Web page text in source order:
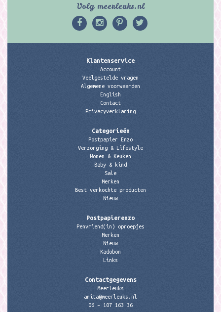
Volg meerleuks.nl
Klantenservice
Account
Veelgestelde vragen
Algemene voorwaarden
English
Contact
Privacyverklaring
Categorieën
Postpapier Enzo
Verzorging & Lifestyle
Wonen & Keuken
Baby & kind
Sale
Merken
Best verkochte producten
Nieuw
Postpapierenzo
Penvriend(in) oproepjes
Merken
Nieuw
Kadobon
Links
Contactgegevens
Meerleuks
anita@meerleuks.nl
06 – 107 163 36